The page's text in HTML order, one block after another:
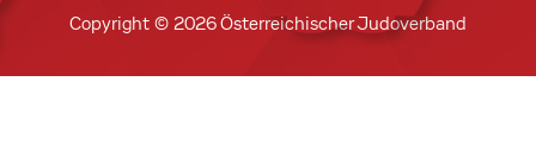
Copyright © 2026 Österreichischer Judoverband